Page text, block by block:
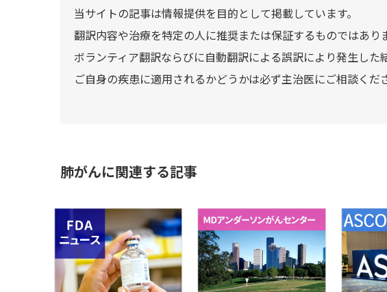
当サイトの記事は情報提供を目的として掲載しています。
翻訳内容や治療を特定の人に推奨または保証するものではあり
ボランティア翻訳ならびに自動翻訳による誤訳により発生した
ご自身の疾患に適用されるかどうかは必ず主治医にご相談くだ
肺がんに関連する記事